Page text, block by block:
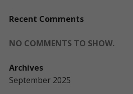
Recent Comments
NO COMMENTS TO SHOW.
Archives
September 2025